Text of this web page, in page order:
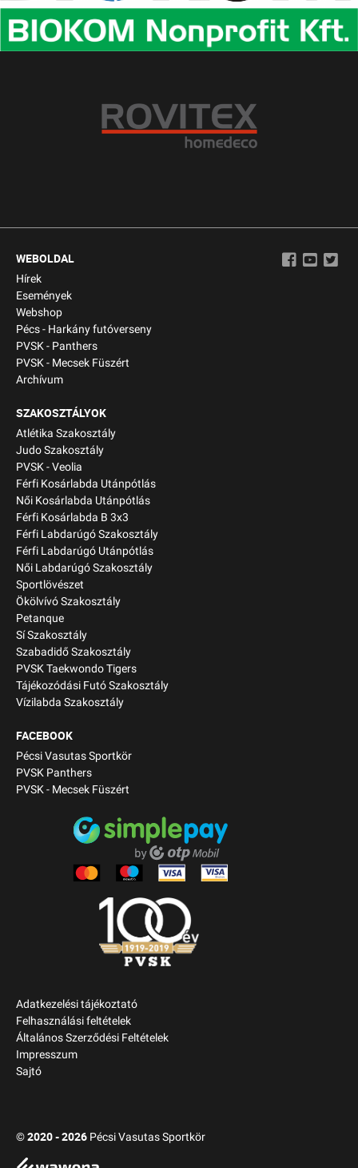
WEBOLDAL
Hírek
Események
Webshop
Pécs - Harkány futóverseny
PVSK - Panthers
PVSK - Mecsek Füszért
Archívum
SZAKOSZTÁLYOK
Atlétika Szakosztály
Judo Szakosztály
PVSK - Veolia
Férfi Kosárlabda Utánpótlás
Női Kosárlabda Utánpótlás
Férfi Kosárlabda B 3x3
Férfi Labdarúgó Szakosztály
Férfi Labdarúgó Utánpótlás
Női Labdarúgó Szakosztály
Sportlövészet
Ökölvívó Szakosztály
Petanque
Sí Szakosztály
Szabadidő Szakosztály
PVSK Taekwondo Tigers
Tájékozódási Futó Szakosztály
Vízilabda Szakosztály
FACEBOOK
Pécsi Vasutas Sportkör
PVSK Panthers
PVSK - Mecsek Füszért
Adatkezelési tájékoztató
Felhasználási feltételek
Általános Szerződési Feltételek
Impresszum
Sajtó
©2020 - 2026 Pécsi Vasutas Sportkör